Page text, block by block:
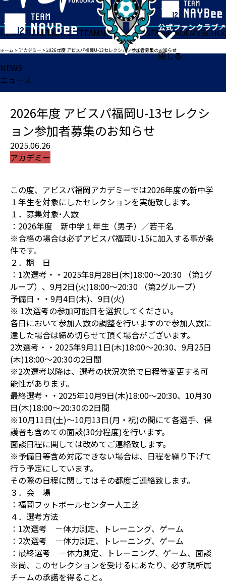
閉じる
HOMETICKETMATCHTEAMNEWSGOODSFANACADEMY
ホーム > アカデミー >2026年度 アビスパ福岡U-13セレクション参加者募集のお知らせ
NEWS
ニュース
2026年度 アビスパ福岡U-13セレクシ
ョン参加者募集のお知らせ
2025.06.26
アカデミー
この度、アビスパ福岡アカデミーでは2026年度の新中学
１年生を対象にしたセレクションを実施致します。
１．募集対象･人数
：2026年度 新中学１年生（男子）／若干名
※合格の場合は必ずアビスパ福岡U-15に加入する事が条
件です。
２．期 日
：1次選考・・2025年8月28日(木)18:00～20:30 （第1グ
ループ）、9月2日(火)18:00〜20:30 （第2グループ）
予備日・・9月4日(木)、9日(火)
※ 1次選考の参加可能日を選択してください。
各日において参加人数の調整を行いますので参加人数に
達した場合は締め切らせて頂く場合がございます。
2次選考・・2025年9月11日(木)18:00～20:30、9月25日
(木)18:00～20:30の2日間
※2次選考以降は、選考の状況次第で日程等変更する可
能性があります。
最終選考・・2025年10月9日(木)18:00～20:30、10月30
日(木)18:00～20:30の2日間
※10月11日(土)〜10月13日(月・祝)の間にて各選手、保
護者も含めての面談(30分程度)を行います。
面談日程に関しては改めてご連絡致します。
※予備日等含め対応できない場合は、日程を繰り下げて
行う予定にしています。
その際の日程に関してはその都度ご連絡致します。
３．会 場
：福岡フットボールセンター人工芝
４．選考方法
：1次選考 －体力測定、トレーニング、ゲーム
：2次選考 －体力測定、トレーニング、ゲーム
：最終選考 －体力測定、トレーニング、ゲーム、面談
※尚、このセレクションを受けるにあたり、必ず現所属
チームの承諾を得ること。